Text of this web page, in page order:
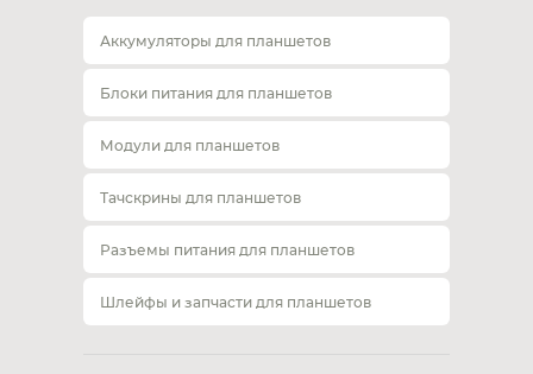
Аккумуляторы для планшетов
Блоки питания для планшетов
Модули для планшетов
Тачскрины для планшетов
Разъемы питания для планшетов
Шлейфы и запчасти для планшетов